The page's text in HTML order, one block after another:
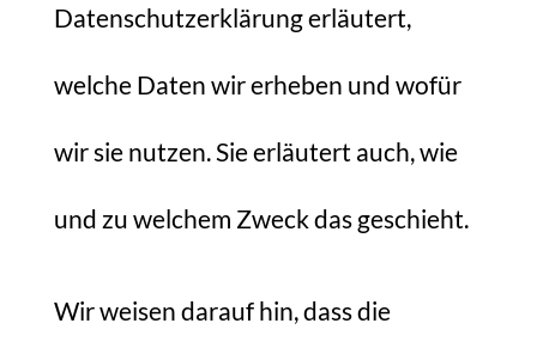
Datenschutzerklärung erläutert,
welche Daten wir erheben und wofür
wir sie nutzen. Sie erläutert auch, wie
und zu welchem Zweck das geschieht.
Wir weisen darauf hin, dass die